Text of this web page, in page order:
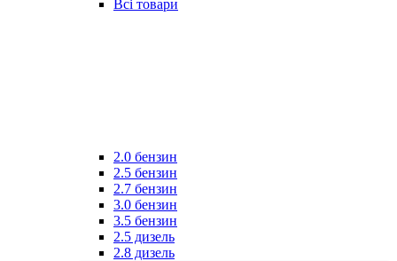
Всі товари
2.0 бензин
2.5 бензин
2.7 бензин
3.0 бензин
3.5 бензин
2.5 дизель
2.8 дизель